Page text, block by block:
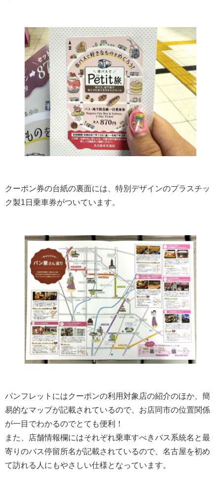
クーポン券の台紙の裏面には、特別デザインのプラスチッ
ク製1日乗車券がついています。
パンフレットにはクーポンの利用対象店の紹介のほか、簡
易的なマップが記載されているので、お店同市の位置関係
が一目でわかるのでとても便利！
また、店舗情報欄にはそれぞれ乗車すべきバス系統名と最
寄りのバス停留所名が記載されているので、名古屋を初め
て訪れる人にもやさしい仕様となっています。